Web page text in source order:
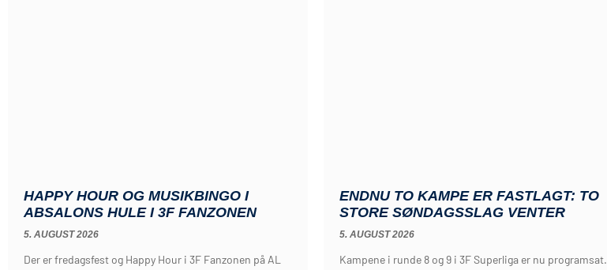
HAPPY HOUR OG MUSIKBINGO I
ABSALONS HULE I 3F FANZONEN
5. AUGUST 2026
Der er fredagsfest og Happy Hour i 3F Fanzonen på AL
ENDNU TO KAMPE ER FASTLAGT: TO
STORE SØNDAGSSLAG VENTER
5. AUGUST 2026
Kampene i runde 8 og 9 i 3F Superliga er nu programsat.